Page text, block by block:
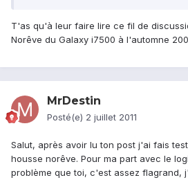
T'as qu'à leur faire lire ce fil de
Norêve du Galaxy i7500 à l'automne
MrDestin
Posté(e) 2 juillet 2011
Salut, après avoir lu ton post j'ai fais
housse norêve. Pour ma part avec le
problème que toi, c'est assez flagrand,